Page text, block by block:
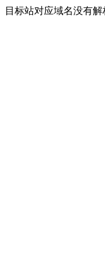
目标站对应域名没有解